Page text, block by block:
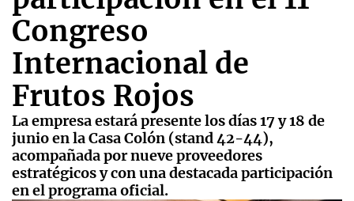
Congreso
Internacional de
Frutos Rojos
La empresa estará presente los días 17 y 18 de
junio en la Casa Colón (stand 42-44),
acompañada por nueve proveedores
estratégicos y con una destacada participación
en el programa oficial.